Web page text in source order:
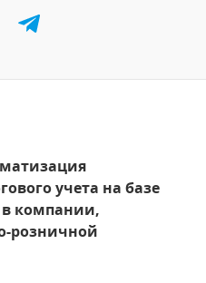
учета на базе
в компании,
розничной